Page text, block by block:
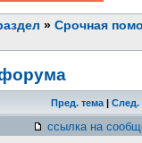
» Срочная
форума
Пред. тема | След.
ссылка на